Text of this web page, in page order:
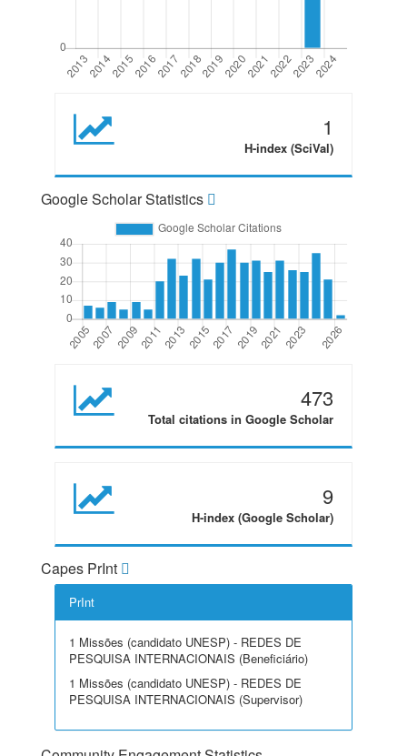
1
H-index (SciVal)
Google Scholar Statistics
473
Total citations in Google Scholar
9
H-index (Google Scholar)
Capes PrInt
PrInt
1 Missões (candidato UNESP) - REDES DE
PESQUISA INTERNACIONAIS (Beneficiário)
1 Missões (candidato UNESP) - REDES DE
PESQUISA INTERNACIONAIS (Supervisor)